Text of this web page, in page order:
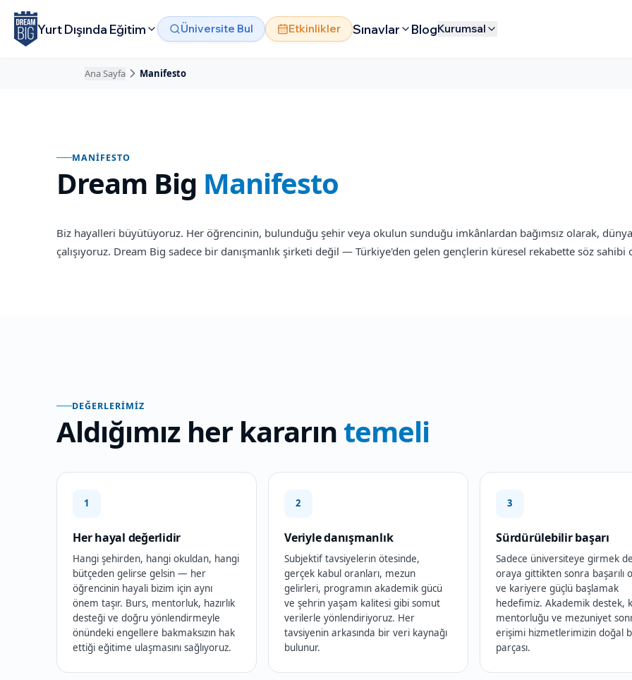
Ana içeriğe atla
Yurt Dışında Eğitim Üniversite Bul Etkinlikler Sınavlar BlogKurumsal
Ana Sayfa Manifesto
MANIFESTO
Dream Big Manifesto
Dream Big Manifesto
Biz hayalleri büyütüyoruz. Her öğrencinin, bulunduğu şehir veya okulun sunduğu imkânlardan bağımsız olarak,
çalışıyoruz. Dream Big sadece bir danışmanlık şirketi değil — Türkiye'den gelen gençlerin küresel rekabette söz
DEĞERLERIMIZ
Aldığımız her kararın temeli
1
Her hayal değerlidir
Hangi şehirden, hangi okuldan, hangi
bütçeden gelirse gelsin — her
öğrencinin hayali bizim için aynı
önem taşır. Burs, mentorluk, hazırlık
desteği ve doğru yönlendirmeyle
önündeki engellere bakmaksızın hak
ettiği eğitime ulaşmasını sağlıyoruz.
2
Veriyle danışmanlık
Subjektif tavsiyelerin ötesinde,
gerçek kabul oranları, mezun
gelirleri, programın akademik gücü
ve şehrin yaşam kalitesi gibi somut
verilerle yönlendiriyoruz. Her
tavsiyenin arkasında bir veri kaynağı
bulunur.
3
Sürdürülebilir başarı
Sadece üniversiteye girmek
oraya gittikten sonra başarılı
ve kariyere güçlü başlamak
hedefimiz. Akademik destek,
mentorluğu ve mezuniyet
erişimi hizmetlerimizin doğal
parçası.